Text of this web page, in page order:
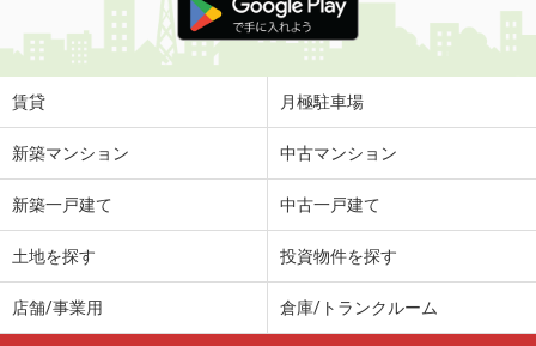
賃貸 月極駐車場
新築マンション 中古マンション
新築一戸建て 中古一戸建て
土地を探す 投資物件を探す
店舗/事業用 倉庫/トランクルーム